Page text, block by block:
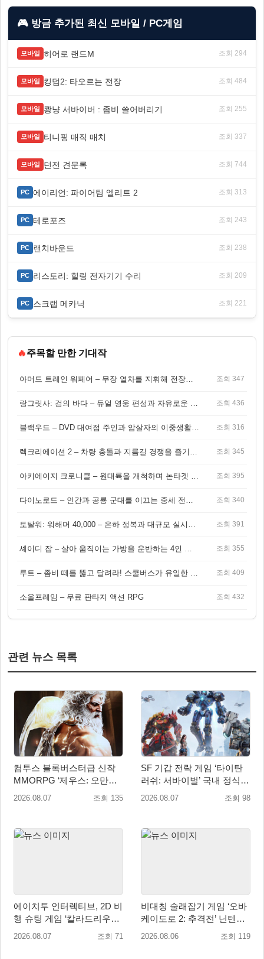
🎮 방금 추가된 최신 모바일 / PC게임
모바일 히어로 랜드M 조회 294
모바일 킹덤2: 타오르는 전장 조회 484
모바일 쾅냥 서바이버 : 좀비 쓸어버리기 조회 255
모바일 티니핑 매직 매치 조회 337
모바일 던전 견문록 조회 744
PC 에이리언: 파이어팀 엘리트 2 조회 313
PC 테로포즈 조회 243
PC 랜치바운드 조회 238
PC 리스토리: 힐링 전자기기 수리 조회 209
PC 스크랩 메카닉 조회 221
🔥주목할 만한 기대작
조회 347
조회 436
조회 316
조회 345
조회 395
조회 340
조회 391
조회 355
조회 409
소울프레임 – 무료 판타지 액션 RPG 조회 432
관련 뉴스 목록
컴투스 블록버스터급 신작
MMORPG ‘제우스: 오만의
신’, 8월 26일 출시!
2026.08.07 조회 135
SF 기갑 전략 게임 ‘타이탄
러쉬: 서바이벌’ 국내 정식
출시
2026.08.07 조회 98
에이치투 인터렉티브, 2D 비
행 슈팅 게임 ‘칼라드리우스
2/다크 엘레멘트’ 올 겨울 전
2026.08.07 조회 71
비대칭 술래잡기 게임 ‘오바
케이도로 2: 추격전’ 닌텐도
eShop 출시
2026.08.06 조회 119